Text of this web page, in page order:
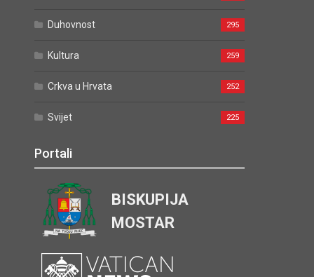
Duhovnost 295
Kultura 259
Crkva u Hrvata 252
Svijet 225
Portali
BISKUPIJA
MOSTAR